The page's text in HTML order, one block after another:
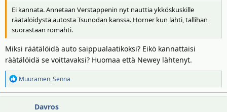
Ei kannata. Annetaan Verstappenin nyt nauttia ykköskuskille
räätälöidystä autosta Tsunodan kanssa. Horner kun lähti, tallihan
suorastaan romahti.
Miksi räätälöidä auto saippualaatikoksi? Eikö kannattaisi
räätälöidä se voittavaksi? Huomaa että Newey lähtenyt.
R
e
a
Muuramen_Senna
Davros